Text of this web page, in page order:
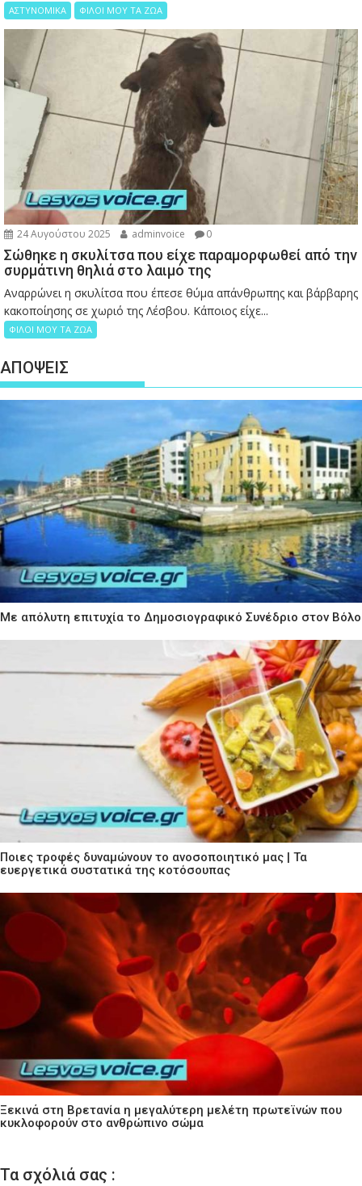
ΑΣΤΥΝΟΜΙΚΑ ΦΙΛΟΙ ΜΟΥ ΤΑ ΖΩΑ
24 Αυγούστου 2025 adminvoice 0
Σώθηκε η σκυλίτσα που είχε παραμορφωθεί από την
συρμάτινη θηλιά στο λαιμό της
Αναρρώνει η σκυλίτσα που έπεσε θύμα απάνθρωπης και βάρβαρης
κακοποίησης σε χωριό της Λέσβου. Κάποιος είχε...
ΦΙΛΟΙ ΜΟΥ ΤΑ ΖΩΑ
ΑΠΟΨΕΙΣ
Με απόλυτη επιτυχία το Δημοσιογραφικό Συνέδριο στον Βόλο
Ποιες τροφές δυναμώνουν το ανοσοποιητικό μας | Τα
ευεργετικά συστατικά της κοτόσουπας
Ξεκινά στη Βρετανία η μεγαλύτερη μελέτη πρωτεϊνών που
κυκλοφορούν στο ανθρώπινο σώμα
Τα σχόλιά σας :